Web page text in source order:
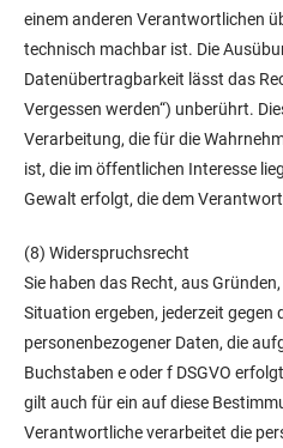
einem anderen Verantwortlichen
technisch machbar ist. Die
Datenübertragbarkeit lässt das
Vergessen werden“) unberührt.
Verarbeitung, die für die
ist, die im öffentlichen Interesse
Gewalt erfolgt, die dem
(8) Widerspruchsrecht
Sie haben das Recht, aus
Situation ergeben, jederzeit gegen
personenbezogener Daten, die
Buchstaben e oder f DSGVO
gilt auch für ein auf diese
Verantwortliche verarbeitet die